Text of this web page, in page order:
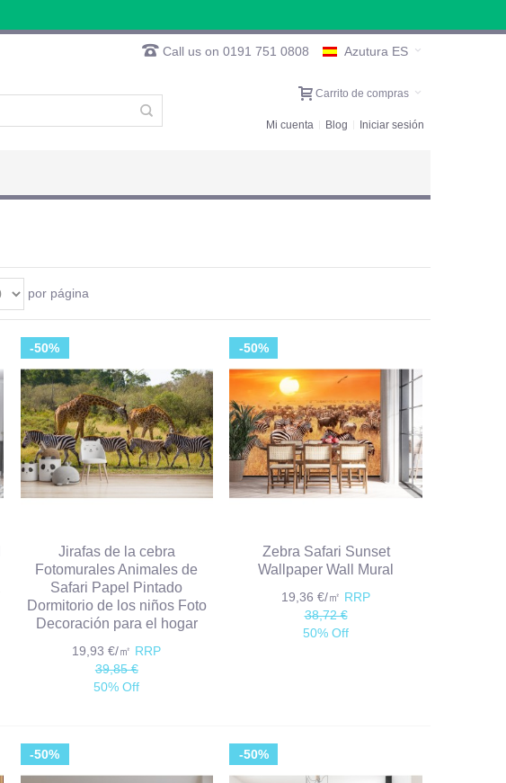
Azutura ES
Call us on 0191 751 0808
Carrito de compras
Mi cuenta Blog Iniciar sesión
por página
-50%
Jirafas de la cebra
Fotomurales Animales de
Safari Papel Pintado
Dormitorio de los niños Foto
Decoración para el hogar
19,93 €/㎡ RRP
39,85 €
50% Off
-50%
Zebra Safari Sunset
Wallpaper Wall Mural
19,36 €/㎡ RRP
38,72 €
50% Off
-50% -50%